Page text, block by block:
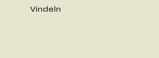
Vindeln